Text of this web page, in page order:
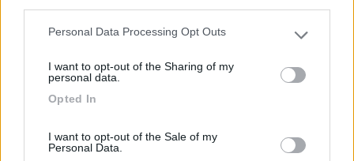
Please note that this website/app uses one or more Google
not limited to your visit or usage behaviour. You may click to
grant or deny consent to Google and its third-party tags to
use your data for below specified purposes in below Google
Personal Data Processing Opt Outs
I want to opt-out of the Sharing of my
personal data.
Opted In
I want to opt-out of the Sale of my
Personal Data.